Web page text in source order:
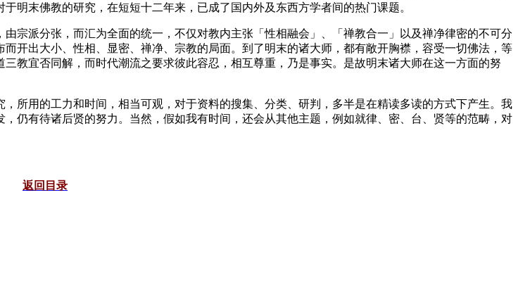
明末佛教的研究，在短短十二年来，已成了国内外及东西方学者间的热门课题。
派分张，而汇为全面的统一，不仅对教内主张「性相融会」、「禅教合一」以及禅净律密的不可分
开出大小、性相、显密、禅净、宗教的局面。到了明末的诸大师，都有敞开胸襟，容受一切佛法，等
教宜否同解，而时代潮流之要求彼此容忍，相互尊重，乃是事实。是故明末诸大师在这一方面的努
用的工力和时间，相当可观，对于资料的搜集、分类、研判，多半是在精读多读的方式下产生。我
仍有待诸后贤的努力。当然，假如我有时间，还会从其他主题，例如就律、密、台、贤等的范畴，对
返回目录